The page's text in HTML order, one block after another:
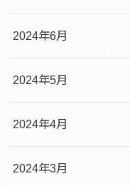
2024年6月
2024年5月
2024年4月
2024年3月